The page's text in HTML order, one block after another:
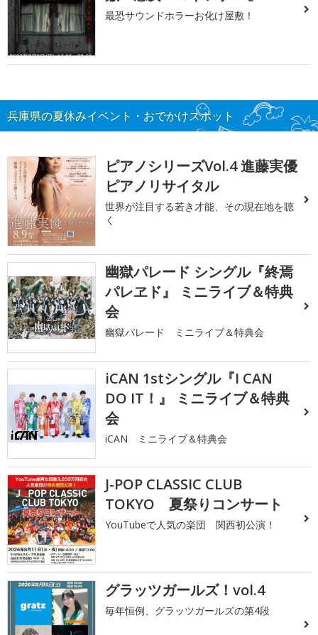
最恐サウンドホラーお化け屋敷！
兵庫県の夏休みイベント・おでかけスポット
ピアノシリーズVol.4 進藤実優
ピアノリサイタル
世界が注目する若き才能、その現在地を聴
く
幽獄パレード シングル『終焉
パレヱド』 ミニライブ＆特典
会
幽獄パレード ミニライブ＆特典会
iCAN 1stシングル『I CAN
DO IT！』 ミニライブ＆特典
会
iCAN ミニライブ＆特典会
J-POP CLASSIC CLUB
TOKYO 夏祭りコンサート
YouTubeで人気の楽団 関西初公演！
グラッツガールズ！vol.4
毎年恒例、グラッツガールズの第4段